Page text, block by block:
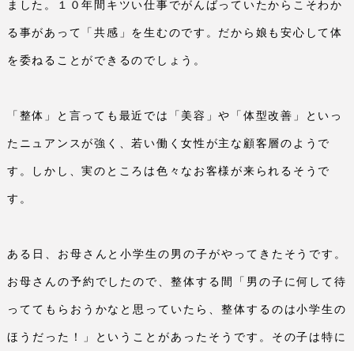
ました。１０年間キツい仕事でがんばっていたからこそわか
る事があって「共感」を生むのです。だから娘も安心して体
を委ねることができるのでしょう。
「整体」と言っても最近では「美容」や「体型改善」といっ
たニュアンスが強く、若い働く女性が主な顧客層のようで
す。しかし、実のところは色々なお客様が来られるそうで
す。
ある日、お母さんと小学生の男の子がやってきたそうです。
お母さんの予約でしたので、整体する間「男の子に何して待
っててもらおうかなと思っていたら、整体するのは小学生の
ほうだった！」ということがあったそうです。その子は特に